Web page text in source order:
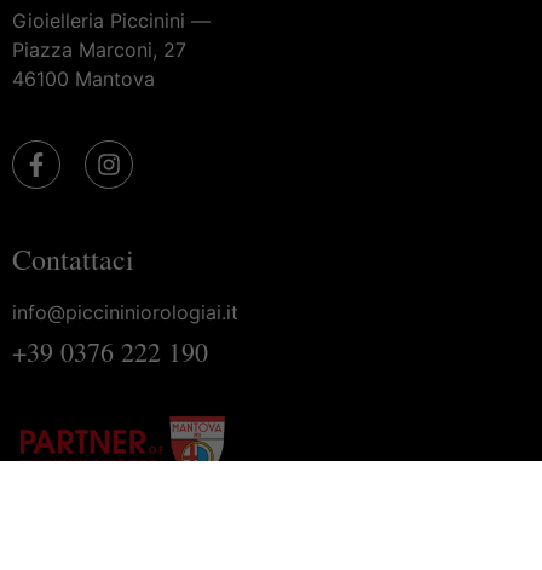
Gioielleria Piccinini —
Piazza Marconi, 27
46100 Mantova
Contattaci
info@piccininiorologiai.it
+39 0376 222 190